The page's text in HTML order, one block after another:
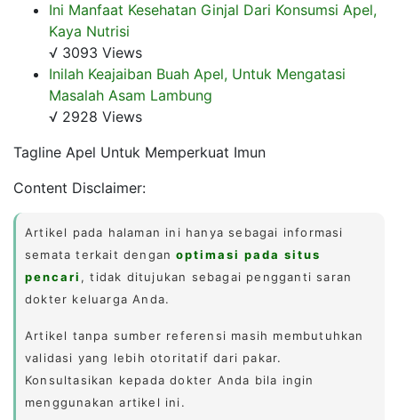
Ini Manfaat Kesehatan Ginjal Dari Konsumsi Apel,
Kaya Nutrisi
√ 3093 Views
Inilah Keajaiban Buah Apel, Untuk Mengatasi
Masalah Asam Lambung
√ 2928 Views
Tagline Apel Untuk Memperkuat Imun
Content Disclaimer:
Artikel pada halaman ini hanya sebagai informasi
semata terkait denganoptimasi pada situs
pencari , tidak ditujukan sebagai pengganti saran
dokter keluarga Anda.
Artikel tanpa sumber referensi masih membutuhkan
validasi yang lebih otoritatif dari pakar.
Konsultasikan kepada dokter Anda bila ingin
menggunakan artikel ini.